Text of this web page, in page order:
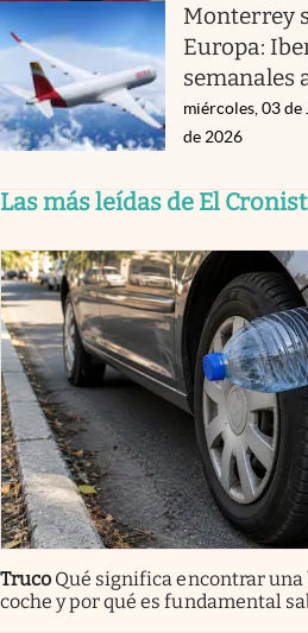
Monterrey
Europa:
semanales
miércoles, 03 de
de 2026
Las más leídas de El
Truco Qué significa encontrar una
coche y por qué es fundamental